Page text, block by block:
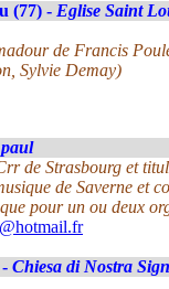
(77) - Eglise Saint
de Francis
Sylvie Demay)
de Strasbourg et
de Saverne et
pour un ou deux
Chiesa di Nostra